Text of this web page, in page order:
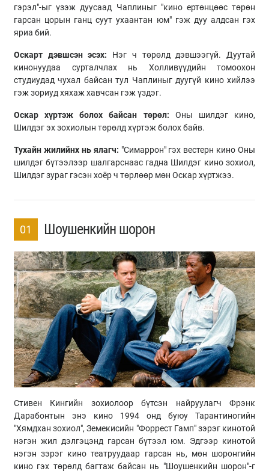
гэрэл"-ыг үзэж дуусаад Чаплиныг "кино ертөнцөөс төрөн
гарсан цорын ганц суут ухаантан юм" гэж дуу алдсан гэх
яриа бий.
Оскарт дэвшсэн эсэх: Нэг ч төрөлд дэвшээгүй. Дуутай
кинонуудаа сурталчлах нь Холливүүдийн томоохон
студиудад чухал байсан тул Чаплиныг дуугүй кино хийлээ
гэж зориуд хяхаж хавчсан гэж үздэг.
Оскар хүртэж болох байсан төрөл: Оны шилдэг кино,
Шилдэг эх зохиолын төрөлд хүртэж болох байв.
Тухайн жилийнх нь ялагч: "Симаррон" гэх вестерн кино Оны
шилдэг бүтээлээр шалгарснаас гадна Шилдэг кино зохиол,
Шилдэг зураг гэсэн хоёр ч төрлөөр мөн Оскар хүртжээ.
01 Шоушенкийн шорон
Стивен Кингийн зохиолоор бүтсэн найруулагч Фрэнк
Дарабонтын энэ кино 1994 онд буюу Тарантиногийн
"Хямдхан зохиол", Земекисийн "Форрест Гамп" зэрэг кинотой
нэгэн жил дэлгэцэнд гарсан бүтээл юм. Эдгээр кинотой
нэгэн зэрэг кино театруудаар гарсан нь, мөн шоронгийн
кино гэх төрөлд багтаж байсан нь "Шоушенкийн шорон"-г